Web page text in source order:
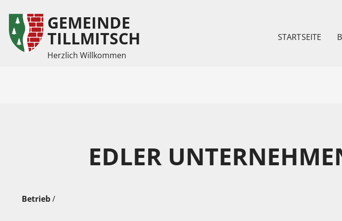
Inhalt
Accesskey
Hauptmenü
Accesskey
GEMEINDE
TILLMITSCH
Herzlich Willkommen
STARTSEITE
EDLER
Betrieb/